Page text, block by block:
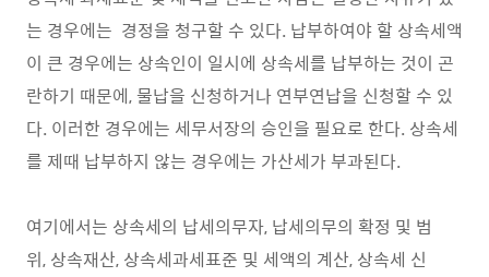
는 경우에는 경정을 청구할 수 있다. 납부하여야 할 상속세액
이 큰 경우에는 상속인이 일시에 상속세를 납부하는 것이 곤
란하기 때문에, 물납을 신청하거나 연부연납을 신청할 수 있
다. 이러한 경우에는 세무서장의 승인을 필요로 한다. 상속세
를 제때 납부하지 않는 경우에는 가산세가 부과된다.
여기에서는 상속세의 납세의무자, 납세의무의 확정 및 범
위, 상속재산, 상속세과세표준 및 세액의 계산, 상속세 신